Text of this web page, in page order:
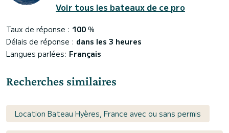
Voir tous les bateaux de ce pro
Taux de réponse : 100 %
Délais de réponse : dans les 3 heures
Langues parlées: Français
Recherches similaires
Location Bateau Hyères, France avec ou sans permis